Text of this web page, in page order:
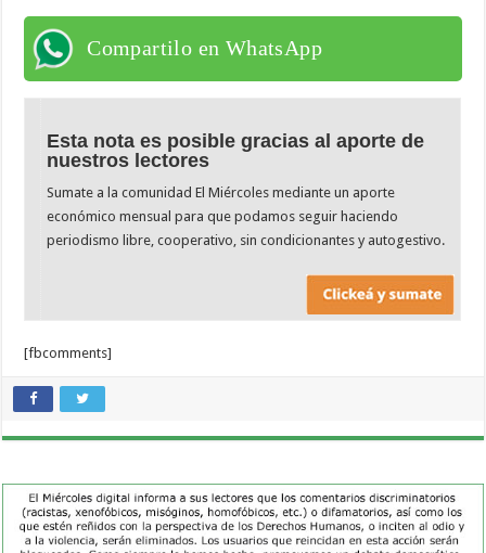
Compartilo en WhatsApp
Esta nota es posible gracias al aporte de
nuestros lectores
Sumate a la comunidad El Miércoles mediante un aporte
económico mensual para que podamos seguir haciendo
periodismo libre, cooperativo, sin condicionantes y autogestivo.
[fbcomments]